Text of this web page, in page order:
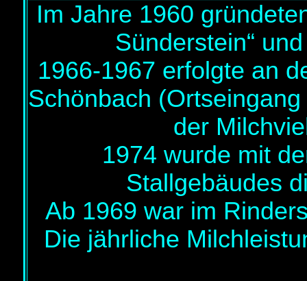
Im Jahre 1960
Sünderstein“
1966-1967 erfolgte an
Schönbach
der
1974 wurde mit
Stallgebäudes
Ab 1969 war im
Die jährliche